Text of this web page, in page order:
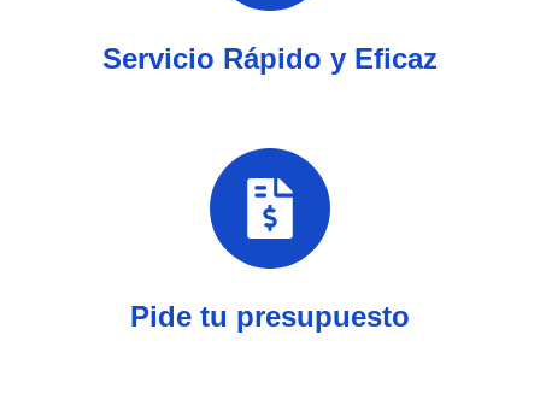
Servicio Rápido y Eficaz
Pide tu presupuesto